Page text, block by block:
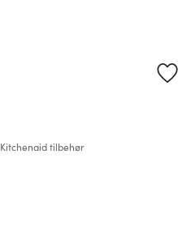
Kitchenaid tilbehør